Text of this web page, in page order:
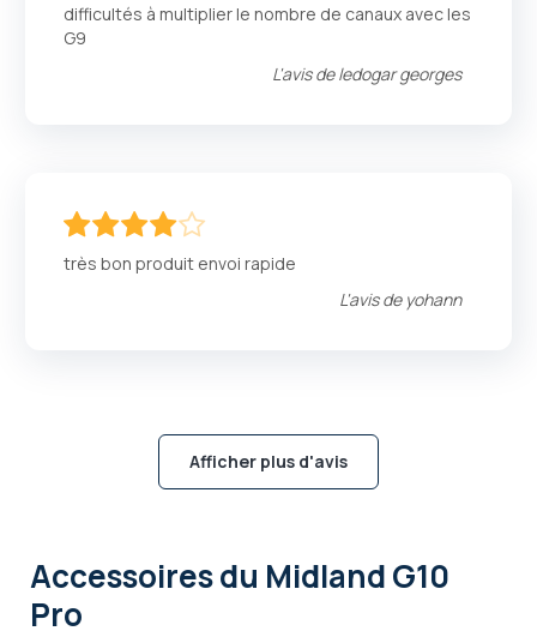
difficultés à multiplier le nombre de canaux avec les
G9
L'avis deledogar georges
très bon produit envoi rapide
L'avis de yohann
Afficher plus d'avis
Accessoiresdu Midland G10
Pro